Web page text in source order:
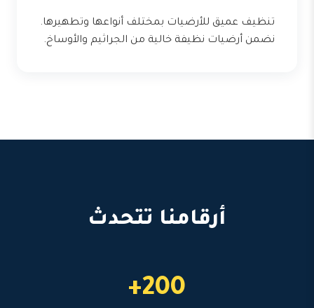
تنظيف عميق للأرضيات بمختلف أنواعها وتطهيرها.
نضمن أرضيات نظيفة خالية من الجراثيم والأوساخ.
أرقامنا تتحدث
200+